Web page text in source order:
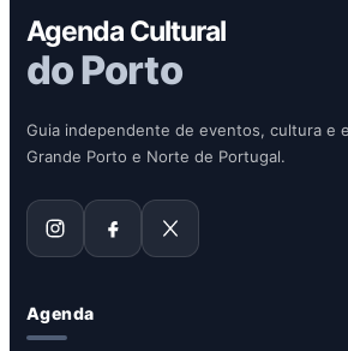
Agenda Cultural
do Porto
Guia independente de eventos, cultura e
Grande Porto e Norte de Portugal.
Agenda